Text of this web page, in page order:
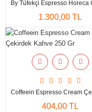
1.300,00 TL
404,00 TL